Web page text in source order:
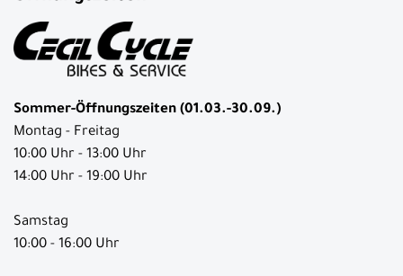
Sommer-Öffnungszeiten (01.03.-30.09.)
Montag - Freitag
10:00 Uhr - 13:00 Uhr
14:00 Uhr - 19:00 Uhr
Samstag
10:00 - 16:00 Uhr